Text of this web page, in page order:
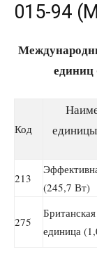
015-94
Код
213
(245,7 Вт)
275
единица